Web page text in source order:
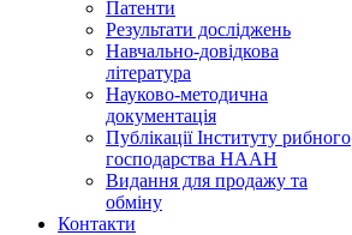
Патенти
Результати досліджень
Навчально-довідкова
література
Науково-методична
документація
Публікації Інституту рибного
господарства НААН
Видання для продажу та
обміну
Контакти